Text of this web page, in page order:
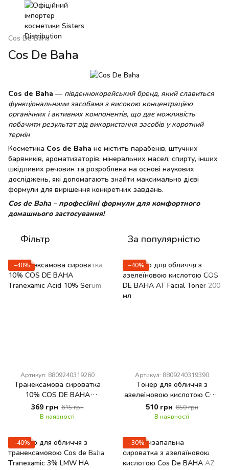
Cos De Baha
Cos De Baha
Cos de Baha — південнокорейський бренд, який славиться
функціональними засобами з високою концентрацією
органічних і активних компонентів, що дає можливість
побачити результат від використання засобів у короткий
термін
Косметика Cos de Baha не містить парабенів, штучних
барвників, ароматизаторів, мінеральних масел, спирту, інших
шкідливих речовин та розроблена на основі наукових
досліджень, які допомагають знайти максимально дієві
формули для вирішення конкретних завдань.
Cos de Baha – професійні формули для комфортного
домашнього застосування!
Фільтр За популярністю
−40%
Артикул: 8809240319260
Транексамова сироватка
10% COS DE BAHA
Tranexamic Acid 10% Serum
369 грн 615 грн
В наявності
−40%
Артикул: 8809240319390
Тонер для обличчя з
азелеїновою кислотою COS
DE BAHA AT Facial Toner 200
мл
510 грн 850 грн
В наявності
−40% −30%